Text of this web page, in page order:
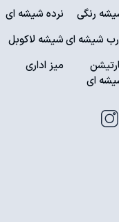
رنگی
شیشه ای
ای
نرده شیشه ای
شیشه لاکوبل
میز اداری